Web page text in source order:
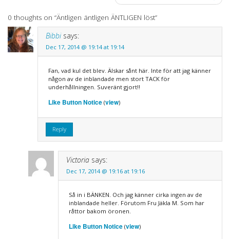
0 thoughts on “Äntligen äntligen ÄNTLIGEN löst”
Bibbi says:
Dec 17, 2014 @ 19:14 at 19:14
Fan, vad kul det blev. Älskar sånt här. Inte för att jag känner
någon av de inblandade men stort TACK för
underhållningen. Suveränt gjort!!
Like Button Notice(view)
Reply
Victoria says:
Dec 17, 2014 @ 19:16 at 19:16
Så in i BÄNKEN. Och jag känner cirka ingen av de
inblandade heller. Förutom Fru Jäkla M. Som har
råttor bakom öronen.
Like Button Notice(view)